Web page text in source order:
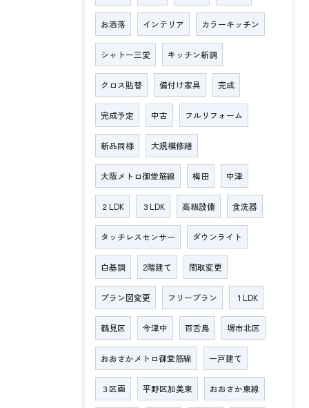
お洒落 インテリア カラーキッチン
シャトー三愛 キッチン新調
クロス貼替 備付け家具 完成
完成予定 中古 フルリフォーム
新品同様 大規模修繕
大阪メトロ御堂筋線 梅田 中津
２LDK ３LDK 高級設備 食洗器
タッチレスセンサー ダウンライト
白基調 2階建て 間取変更
プラン図変更 フリープラン １LDK
鶴見区 今津中 百舌鳥 堺市北区
おおさかメトロ御堂筋線 一戸建て
３区画 平野区加美東 おおさか東線